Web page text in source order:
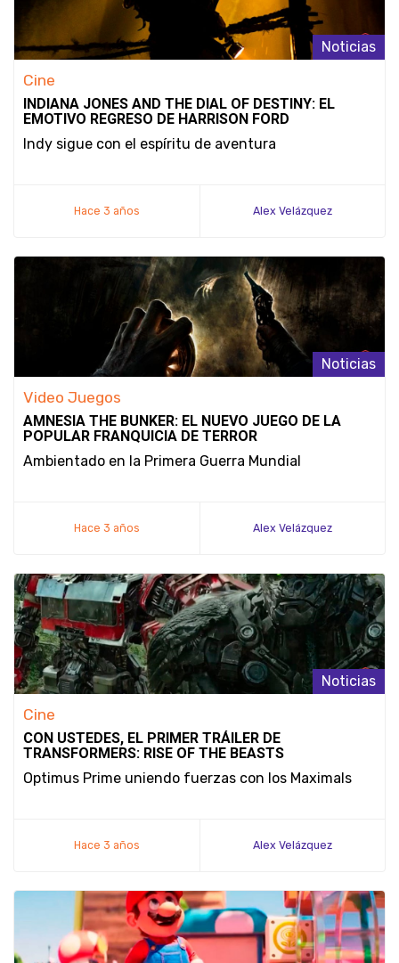
Noticias
Cine
INDIANA JONES AND THE DIAL OF DESTINY: EL
EMOTIVO REGRESO DE HARRISON FORD
Indy sigue con el espíritu de aventura
Hace 3 años Alex Velázquez
Noticias
Video Juegos
AMNESIA THE BUNKER: EL NUEVO JUEGO DE LA
POPULAR FRANQUICIA DE TERROR
Ambientado en la Primera Guerra Mundial
Hace 3 años Alex Velázquez
Noticias
Cine
CON USTEDES, EL PRIMER TRÁILER DE
TRANSFORMERS: RISE OF THE BEASTS
Optimus Prime uniendo fuerzas con los Maximals
Hace 3 años Alex Velázquez